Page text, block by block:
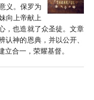
义。保罗为
向上帝献上
，也造就了众圣徒。文章
神的恩典，并以公开、
合一，荣耀基督。